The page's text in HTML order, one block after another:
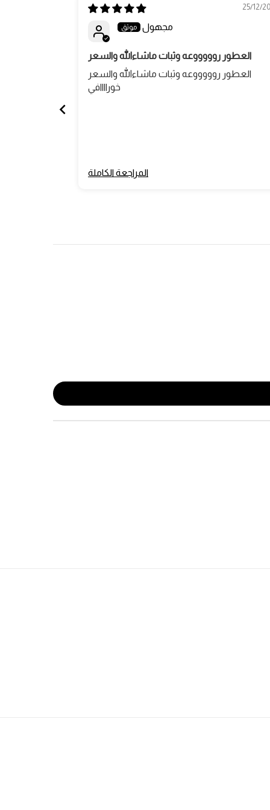
25/12/
مجهول
العطور روووووعه وثبات ماشاءالله والسعر
العطور روووووعه وثبات ماشاءالله والسعر
خوراااافي
المراجعة الكاملة